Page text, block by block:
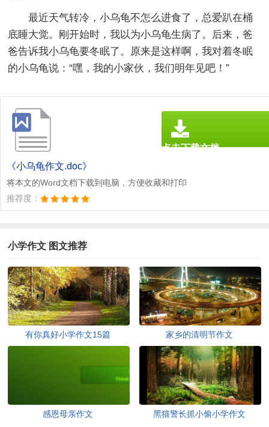
最近天气转冷，小乌龟不怎么进食了，总爱趴在桶
底睡大觉。刚开始时，我以为小乌龟生病了。后来，爸
爸告诉我小乌龟要冬眠了。原来是这样啊，我对着冬眠
的小乌龟说：“嘿，我的小家伙，我们明年见吧！”
《小乌龟作文.doc》
将本文的Word文档下载到电脑，方便收藏和打印
推荐度：
点击下载文档
小学作文 图文推荐
有你真好小学作文15篇 家乡的清明节作文
感恩母亲作文 黑猫警长抓小偷小学作文